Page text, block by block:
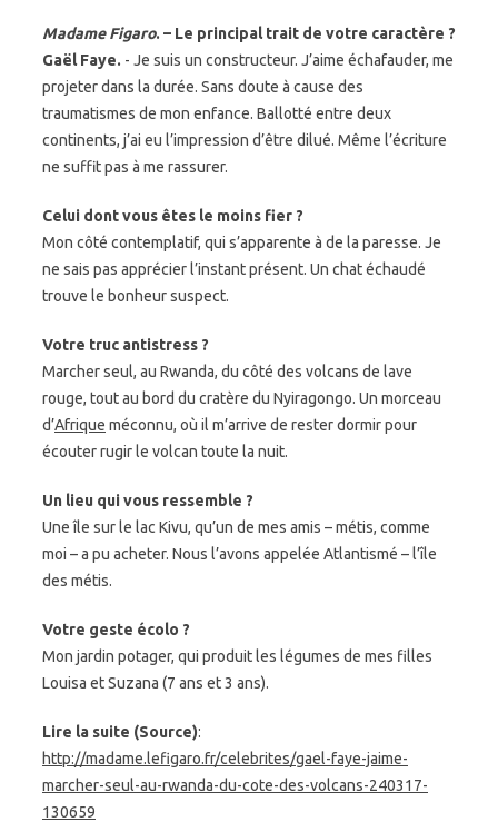
Madame Figaro. – Le principal trait de votre caractère ?
Gaël Faye. - Je suis un constructeur. J’aime échafauder, me
projeter dans la durée. Sans doute à cause des
traumatismes de mon enfance. Ballotté entre deux
continents, j’ai eu l’impression d’être dilué. Même l’écriture
ne suffit pas à me rassurer.
Celui dont vous êtes le moins fier ?
Mon côté contemplatif, qui s’apparente à de la paresse. Je
ne sais pas apprécier l’instant présent. Un chat échaudé
trouve le bonheur suspect.
Votre truc antistress ?
Marcher seul, au Rwanda, du côté des volcans de lave
rouge, tout au bord du cratère du Nyiragongo. Un morceau
d’Afrique méconnu, où il m’arrive de rester dormir pour
écouter rugir le volcan toute la nuit.
Un lieu qui vous ressemble ?
Une île sur le lac Kivu, qu’un de mes amis – métis, comme
moi – a pu acheter. Nous l’avons appelée Atlantismé – l’île
des métis.
Votre geste écolo ?
Mon jardin potager, qui produit les légumes de mes filles
Louisa et Suzana (7 ans et 3 ans).
Lire la suite (Source):
http://madame.lefigaro.fr/celebrites/gael-faye-jaime-
marcher-seul-au-rwanda-du-cote-des-volcans-240317-
130659